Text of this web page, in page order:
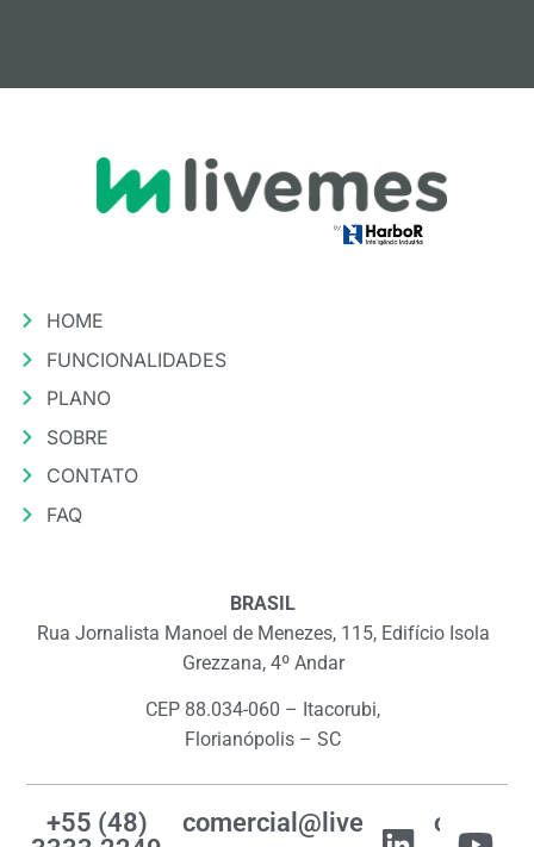
HOME
FUNCIONALIDADES
PLANO
SOBRE
CONTATO
FAQ
BRASIL
Rua Jornalista Manoel de Menezes, 115, Edifício Isola
Grezzana, 4º Andar
CEP 88.034-060 – Itacorubi,
Florianópolis – SC
+55 (48)
comercial@livemes.com